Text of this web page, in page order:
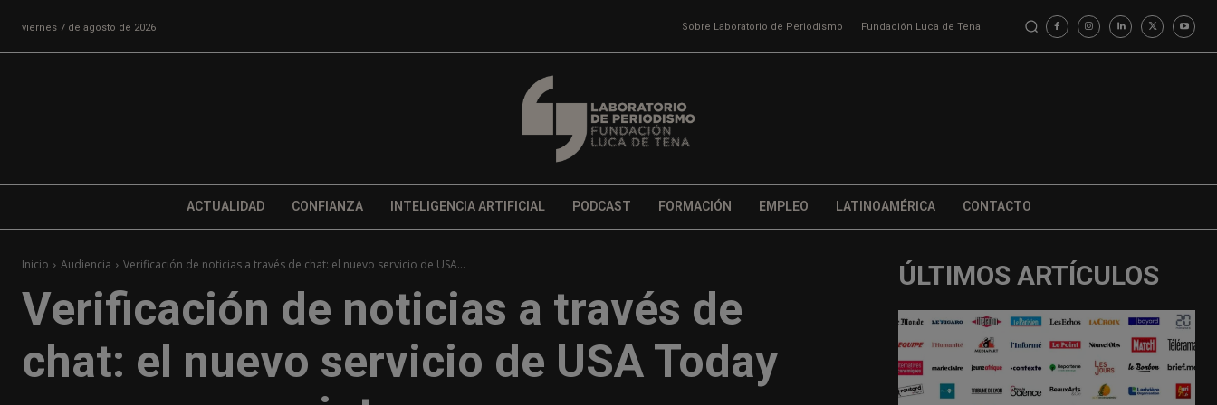
viernes 7 de agosto de 2026 Sobre Laboratorio de Periodismo Fundación Luca de Tena
ACTUALIDAD CONFIANZA INTELIGENCIA ARTIFICIAL PODCAST FORMACIÓN EMPLEO LATINOAMÉRICA CONTACTO
Inicio Audiencia Verificación de noticias a través de chat: el nuevo servicio de USA...
Verificación de noticias a través de
chat: el nuevo servicio de USA Today
ÚLTIMOS ARTÍCULOS